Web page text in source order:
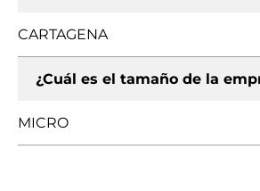
CARTAGENA
¿Cuál es el tamaño de la
MICRO